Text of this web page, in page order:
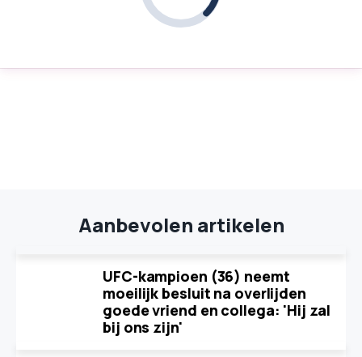
Aanbevolen artikelen
UFC-kampioen (36) neemt
moeilijk besluit na overlijden
goede vriend en collega: 'Hij zal
bij ons zijn'